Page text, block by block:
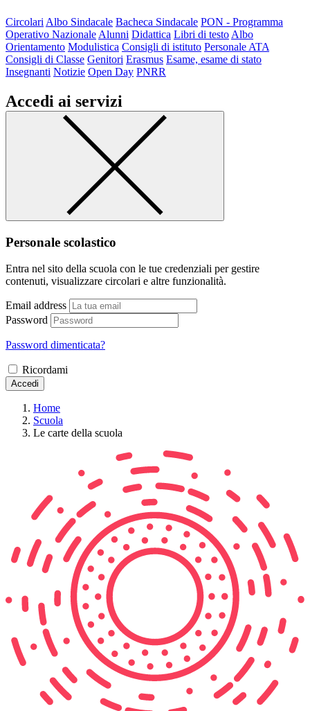
Circolari Albo Sindacale Bacheca Sindacale PON - Programma
Operativo Nazionale Alunni Didattica Libri di testo Albo
Orientamento Modulistica Consigli di istituto Personale ATA
Consigli di Classe Genitori Erasmus Esame, esame di stato
Insegnanti Notizie Open Day PNRR
Accedi ai servizi
Personale scolastico
Entra nel sito della scuola con le tue credenziali per gestire
contenuti, visualizzare circolari e altre funzionalità.
Email address
Password
Password dimenticata?
Ricordami
Accedi
Home
Scuola
Le carte della scuola